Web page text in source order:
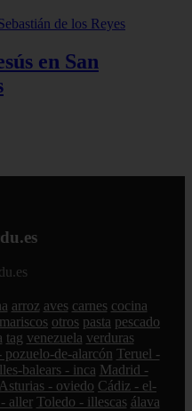
en San
arroz aves carnes cocina
mariscos otros pasta pescado
tag venezuela verduras
pozuelo-de-alarcón Teruel -
balears - inca Madrid -
Asturias - oviedo Cádiz - el-
aller Toledo - illescas álava